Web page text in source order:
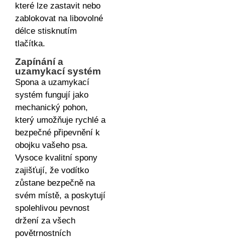
které lze zastavit nebo
zablokovat na libovolné
délce stisknutím
tlačítka.
Zapínání a
uzamykací systém
Spona a uzamykací
systém fungují jako
mechanický pohon,
který umožňuje rychlé a
bezpečné připevnění k
obojku vašeho psa.
Vysoce kvalitní spony
zajišťují, že vodítko
zůstane bezpečně na
svém místě, a poskytují
spolehlivou pevnost
držení za všech
povětrnostních